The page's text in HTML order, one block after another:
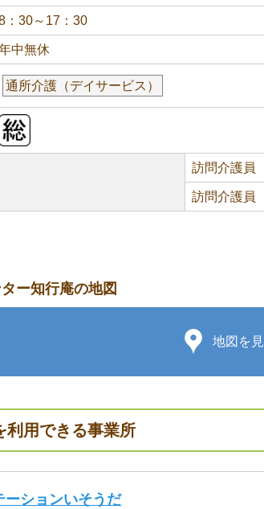
：30～17：30
中無休
通所介護（デイサービス）
訪問介護員
訪問介護員
ー知行庵の地図
地図を
利用できる事業所
ーションいそうだ